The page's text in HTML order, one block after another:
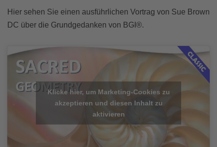
Hier sehen Sie einen ausführlichen Vortrag von Sue Brown
DC über die Grundgedanken von BGI®.
Klicke hier, um Marketing-Cookies zu
akzeptieren und diesen Inhalt zu
aktivieren